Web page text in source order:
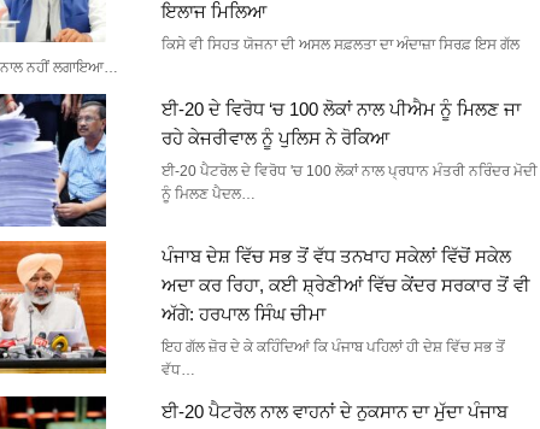
ਇਲਾਜ ਮਿਲਿਆ
ਕਿਸੇ ਵੀ ਸਿਹਤ ਯੋਜਨਾ ਦੀ ਅਸਲ ਸਫ਼ਲਤਾ ਦਾ ਅੰਦਾਜ਼ਾ ਸਿਰਫ਼ ਇਸ ਗੱਲ
ਨਾਲ ਨਹੀਂ ਲਗਾਇਆ…
ਈ-20 ਦੇ ਵਿਰੋਧ ‘ਚ 100 ਲੋਕਾਂ ਨਾਲ ਪੀਐਮ ਨੂੰ ਮਿਲਣ ਜਾ
ਰਹੇ ਕੇਜਰੀਵਾਲ ਨੂੰ ਪੁਲਿਸ ਨੇ ਰੋਕਿਆ
ਈ-20 ਪੈਟਰੋਲ ਦੇ ਵਿਰੋਧ 'ਚ 100 ਲੋਕਾਂ ਨਾਲ ਪ੍ਰਧਾਨ ਮੰਤਰੀ ਨਰਿੰਦਰ ਮੋਦੀ
ਨੂੰ ਮਿਲਣ ਪੈਦਲ…
ਪੰਜਾਬ ਦੇਸ਼ ਵਿੱਚ ਸਭ ਤੋਂ ਵੱਧ ਤਨਖਾਹ ਸਕੇਲਾਂ ਵਿੱਚੋਂ ਸਕੇਲ
ਅਦਾ ਕਰ ਰਿਹਾ, ਕਈ ਸ਼੍ਰੇਣੀਆਂ ਵਿੱਚ ਕੇਂਦਰ ਸਰਕਾਰ ਤੋਂ ਵੀ
ਅੱਗੇ: ਹਰਪਾਲ ਸਿੰਘ ਚੀਮਾ
ਇਹ ਗੱਲ ਜ਼ੋਰ ਦੇ ਕੇ ਕਹਿੰਦਿਆਂ ਕਿ ਪੰਜਾਬ ਪਹਿਲਾਂ ਹੀ ਦੇਸ਼ ਵਿੱਚ ਸਭ ਤੋਂ
ਵੱਧ…
ਈ-20 ਪੈਟਰੋਲ ਨਾਲ ਵਾਹਨਾਂ ਦੇ ਨੁਕਸਾਨ ਦਾ ਮੁੱਦਾ ਪੰਜਾਬ